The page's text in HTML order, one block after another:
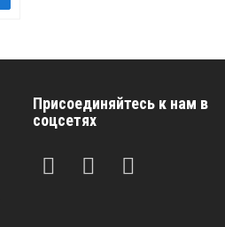
Присоединяйтесь к нам в
соцсетях